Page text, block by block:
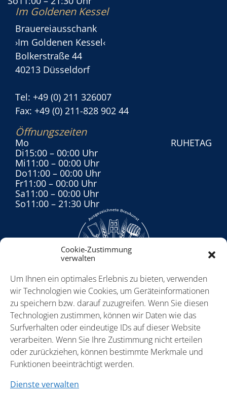
Cookie-Zustimmung
verwalten
Um Ihnen ein optimales Erlebnis zu bieten, verwenden
wir Technologien wie Cookies, um Geräteinformationen
zu speichern bzw. darauf zuzugreifen. Wenn Sie diesen
Technologien zustimmen, können wir Daten wie das
Surfverhalten oder eindeutige IDs auf dieser Website
verarbeiten. Wenn Sie Ihre Zustimmung nicht erteilen
oder zurückziehen, können bestimmte Merkmale und
Funktionen beeinträchtigt werden.
Dienste verwalten
info@brauerei-schumacher.de
Im Goldenen Kessel
Brauereiausschank
›Im Goldenen Kessel‹
Bolkerstraße 44
40213 Düsseldorf
Tel: +49 (0) 211 326007
Fax: +49 (0) 211-828 902 44
Öffnungszeiten
Mo
RUHETAG
Di15:00 – 00:00 Uhr
Mi11:00 – 00:00 Uhr
Do11:00 – 00:00 Uhr
Fr11:00 – 00:00 Uhr
Sa11:00 – 00:00 Uhr
So11:00 – 21:30 Uhr